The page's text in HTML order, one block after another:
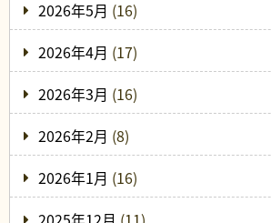
2026年5月 (16)
2026年4月 (17)
2026年3月 (16)
2026年2月 (8)
2026年1月 (16)